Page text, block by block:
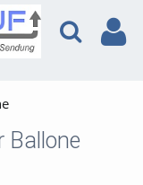
Ballone